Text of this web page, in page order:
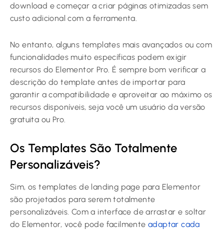
download e começar a criar páginas otimizadas sem
custo adicional com a ferramenta.
No entanto, alguns templates mais avançados ou com
funcionalidades muito específicas podem exigir
recursos do Elementor Pro. É sempre bom verificar a
descrição do template antes de importar para
garantir a compatibilidade e aproveitar ao máximo os
recursos disponíveis, seja você um usuário da versão
gratuita ou Pro.
Os Templates São Totalmente
Personalizáveis?
Sim, os templates de landing page para Elementor
são projetados para serem totalmente
personalizáveis. Com a interface de arrastar e soltar
do Elementor, você pode facilmente adaptar cada